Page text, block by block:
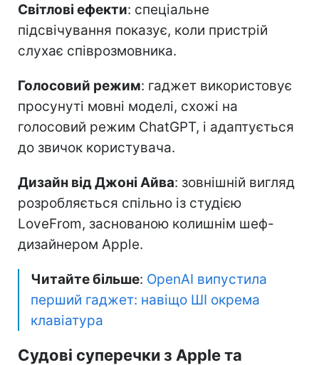
Світлові ефекти: спеціальне
підсвічування показує, коли пристрій
слухає співрозмовника.
Голосовий режим: гаджет використовує
просунуті мовні моделі, схожі на
голосовий режим ChatGPT, і адаптується
до звичок користувача.
Дизайн від Джоні Айва: зовнішній вигляд
розробляється спільно із студією
LoveFrom, заснованою колишнім шеф-
дизайнером Apple.
Читайте більше: OpenAI випустила
перший гаджет: навіщо ШІ окрема
клавіатура
Судові суперечки з Apple та